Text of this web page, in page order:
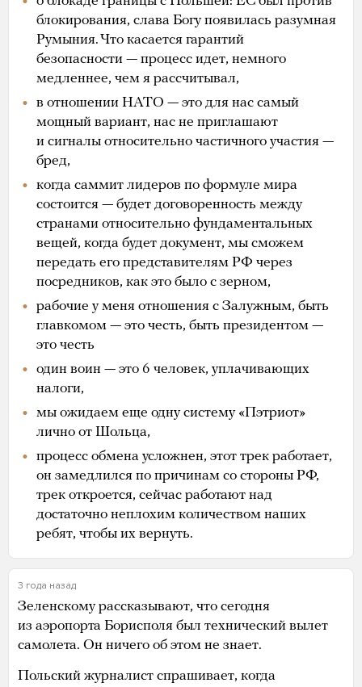
блокирования, слава Богу появилась разумная
Румыния. Что касается гарантий
безопасности — процесс идет, немного
медленнее, чем я рассчитывал,
в отношении НАТО — это для нас самый
мощный вариант, нас не приглашают
и сигналы относительно частичного участия —
бред,
когда саммит лидеров по формуле мира
состоится — будет договоренность между
странами относительно фундаментальных
вещей, когда будет документ, мы сможем
передать его представителям РФ через
посредников, как это было с зерном,
рабочие у меня отношения с Залужным, быть
главкомом — это честь, быть президентом —
это честь
один воин — это 6 человек, уплачивающих
налоги,
мы ожидаем еще одну систему «Пэтриот»
лично от Шольца,
процесс обмена усложнен, этот трек работает,
он замедлился по причинам со стороны РФ,
трек откроется, сейчас работают над
достаточно неплохим количеством наших
ребят, чтобы их вернуть.
3 года назад
Зеленскому рассказывают, что сегодня
из аэропорта Борисполя был технический вылет
самолета. Он ничего об этом не знает.
Польский журналист спрашивает, когда